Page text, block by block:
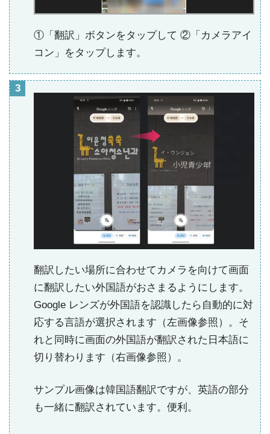
①「翻訳」ボタンをタップして ②「カメラアイ
コン」をタップします。
翻訳したい場所に合わせてカメラを向けて画面
に翻訳したい外国語がおさまるようにします。
Google レンズが外国語を認識したら自動的に対
応する言語が選択されます（左画像参照）。そ
れと同時に画面の外国語が翻訳された日本語に
切り替わります（右画像参照）。
サンプル画像は韓国語翻訳ですが、英語の部分
も一緒に翻訳されています。便利。